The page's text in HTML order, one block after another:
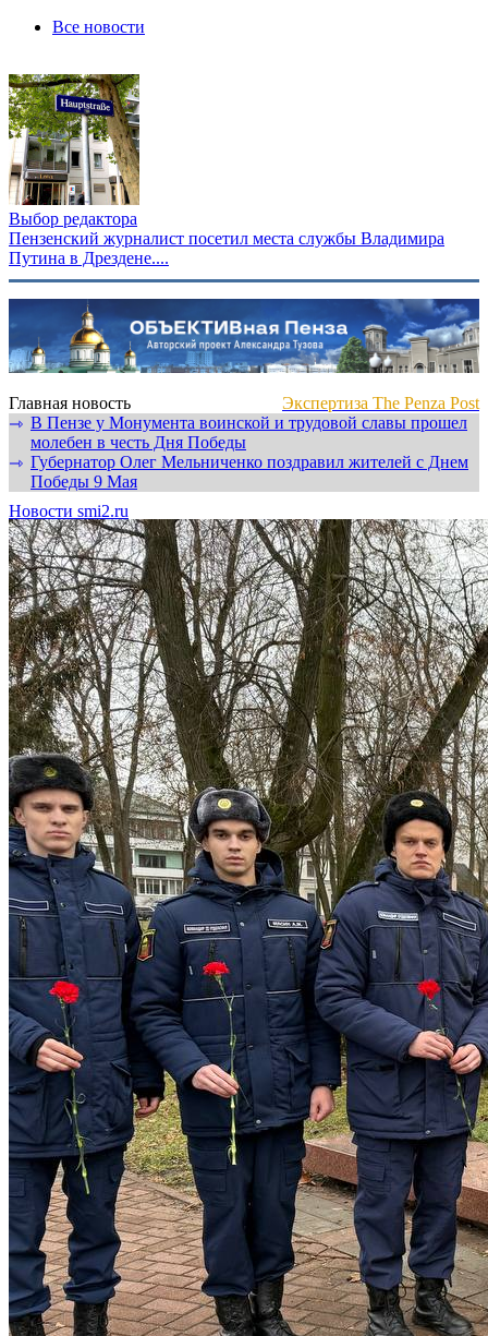
Все новости
Выбор редактора
Пензенский журналист посетил места службы Владимира
Путина в Дрездене....
Главная новость
Экспертиза The Penza Post
⇾ В Пензе у Монумента воинской и трудовой славы прошел
молебен в честь Дня Победы
⇾ Губернатор Олег Мельниченко поздравил жителей с Днем
Победы 9 Мая
Новости smi2.ru